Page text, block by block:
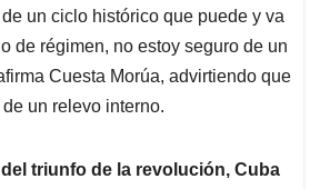
un ciclo histórico que puede y va
de régimen, no estoy seguro de un
Cuesta Morúa, advirtiendo que
un relevo interno.
triunfo de la revolución, Cuba